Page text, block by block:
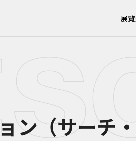
展
ン（サーチ